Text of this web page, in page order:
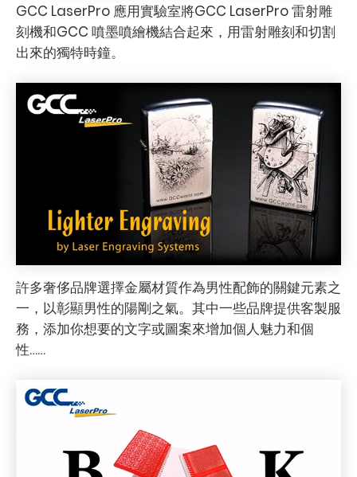
GCC LaserPro 應用實驗室將GCC LaserPro 雷射雕
刻機和GCC 噴墨噴繪機結合起來，用雷射雕刻和切割
出來的獨特時鐘。
許多奢侈品牌選擇金屬材質作為男性配飾的關鍵元素之
一，以彰顯男性的陽剛之氣。其中一些品牌提供客製服
務，添加你想要的文字或圖案來增加個人魅力和個
性……